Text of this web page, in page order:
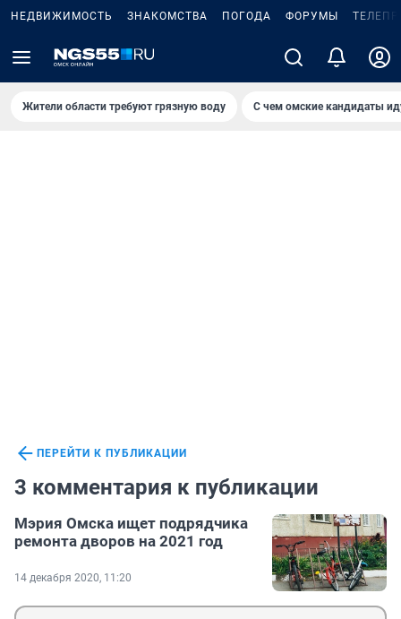
НЕДВИЖИМОСТЬ ЗНАКОМСТВА ПОГОДА ФОРУМЫ
Жители области требуют грязную воду С чем омские кандидаты
ПЕРЕЙТИ К ПУБЛИКАЦИИ
3 комментария к публикации
Мэрия Омска ищет подрядчика
ремонта дворов на 2021 год
14 декабря 2020, 11:20